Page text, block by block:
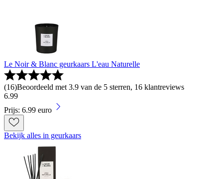
Le Noir & Blanc geurkaars L'eau Naturelle
(16)Beoordeeld met 3.9 van de 5 sterren, 16 klantreviews
6.99
Prijs: 6.99 euro
Bekijk alles in geurkaars